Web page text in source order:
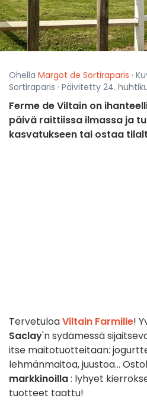
Ohella Margot de Sortiraparis ·
Sortiraparis · Päivitetty 24.
Ferme de Viltain on
päivä raittiissa ilmassa ja
kasvatukseen tai ostaa
TervetuloaViltain Farmille!
Saclay'n sydämessä
itse maitotuotteitaan:
lehmänmaitoa, juustoa...
markkinoilla: lyhyet
tuotteet taattu!